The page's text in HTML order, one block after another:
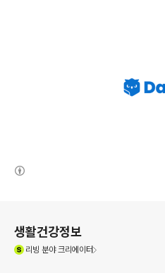
생활건강정보
리빙 분야 크리에이터